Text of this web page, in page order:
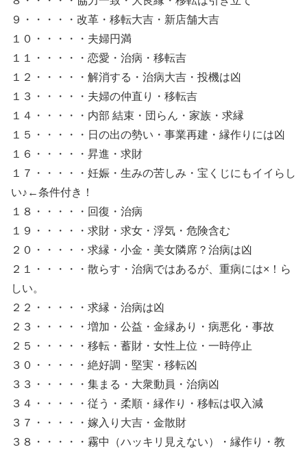
９・・・・・改革・移転大吉・新店舗大吉
１０・・・・・夫婦円満
１１・・・・・恋愛・治病・移転吉
１２・・・・・解消する・治病大吉・投機は凶
１３・・・・・夫婦の仲直り・移転吉
１４・・・・・内部 結束・団らん・家族・求縁
１５・・・・・日の出の勢い・事業再建・縁作りには凶
１６・・・・・昇進・求財
１７・・・・・妊娠・生みの苦しみ・宝くじにもイイらし
い♪←条件付き！
１８・・・・・回復・治病
１９・・・・・求財・求女・浮気・危険含む
２０・・・・・求縁・小金・美女隣席？治病は凶
２１・・・・・散らす・治病ではあるが、重病には×！ら
しい。
２２・・・・・求縁・治病は凶
２３・・・・・増加・公益・金縁あり・病悪化・事故
２５・・・・・移転・蓄財・女性上位・一時停止
３０・・・・・絶好調・堅実・移転凶
３３・・・・・集まる・大衆動員・治病凶
３４・・・・・従う・柔順・縁作り・移転は収入減
３７・・・・・嫁入り大吉・金散財
３８・・・・・霧中（ハッキリ見えない）・縁作り・教